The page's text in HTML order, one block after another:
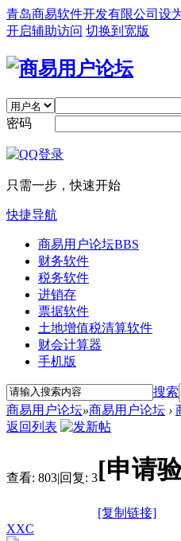
青岛商易软件开发有限公司 设
开启辅助访问 切换到宽版
密码
只需一步，快速开始
快捷导航
商易用户论坛BBS
财务软件
税务软件
进销存
票据软件
土地增值税清算软件
财会计算器
手机版
搜索
商易用户论坛»商易用户论坛 ›
返回列表
查看: 803|回复: 3[申请
[复制链接]
XXC